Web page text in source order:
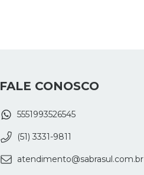
FALE CONOSCO
5551993526545
(51) 3331-9811
atendimento@sabrasul.com.br